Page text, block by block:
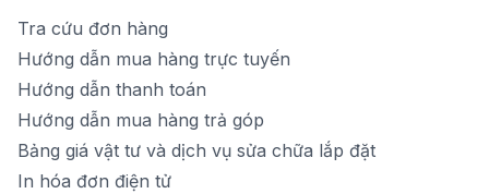
Tra cứu đơn hàng
Hướng dẫn mua hàng trực tuyến
Hướng dẫn thanh toán
Hướng dẫn mua hàng trả góp
Bảng giá vật tư và dịch vụ sửa chữa lắp đặt
In hóa đơn điện tử